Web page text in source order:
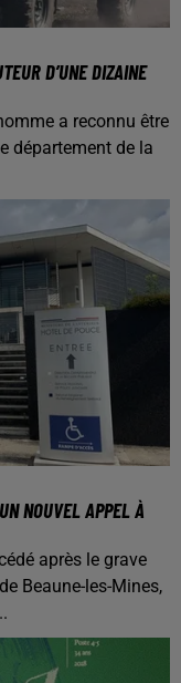
D’UNE DIZAINE
a reconnu être
département de la
NOUVEL APPEL À
après le grave
Beaune-les-Mines,